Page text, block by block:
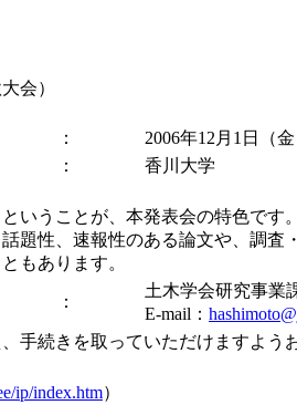
会）
：
2006年12月1日（
：
香川大学
いうことが、本発表会の特色で
題性、速報性のある論文や、調
もあります。
：
土木学会研究事
E-mail：
手続きを取っていただけますよう
ip/index.htm）